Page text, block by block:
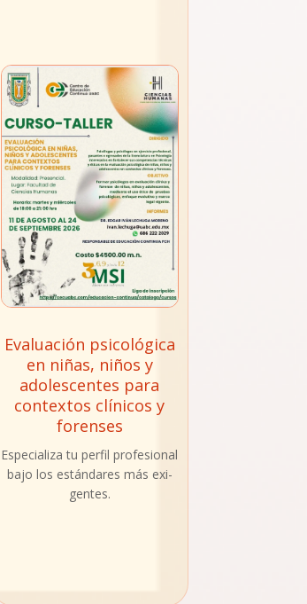
Evaluación psicológica
en niñas, niños y
adolescentes para
contextos clínicos y
forenses
​
Espe­cia­li­za tu per­fil pro­fe­sio­nal
bajo los están­da­res más exi­
gen­tes.